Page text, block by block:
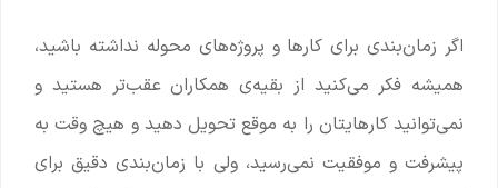
اگر زمان‌بندی برای کارها و پروژه‌های محوله نداشته باشید،
همیشه فکر می‌کنید از بقیه‌ی همکاران عقب‌تر هستید و
نمی‌توانید کارهایتان را به موقع تحویل دهید و هیچ وقت به
پیشرفت و موفقیت نمی‌رسید، ولی با زمان‌بندی دقیق برای